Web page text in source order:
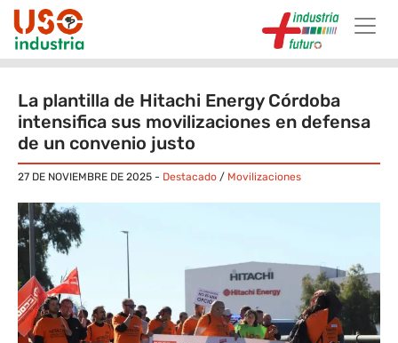
Skip to main content
La plantilla de Hitachi Energy Córdoba
intensifica sus movilizaciones en defensa
de un convenio justo
27 DE NOVIEMBRE DE 2025 - Destacado / Movilizaciones